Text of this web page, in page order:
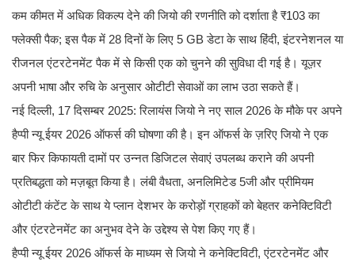
कम कीमत में अधिक विकल्प देने की जियो की रणनीति को दर्शाता है ₹103 का
फ्लेक्सी पैक; इस पैक में 28 दिनों के लिए 5 GB डेटा के साथ हिंदी, इंटरनेशनल या
रीजनल एंटरटेनमेंट पैक में से किसी एक को चुनने की सुविधा दी गई है। यूज़र
अपनी भाषा और रुचि के अनुसार ओटीटी सेवाओं का लाभ उठा सकते हैं।
नई दिल्ली, 17 दिसम्बर 2025: रिलायंस जियो ने नए साल 2026 के मौके पर अपने
हैप्पी न्यू ईयर 2026 ऑफर्स की घोषणा की है। इन ऑफर्स के ज़रिए जियो ने एक
बार फिर किफायती दामों पर उन्नत डिजिटल सेवाएं उपलब्ध कराने की अपनी
प्रतिबद्धता को मज़बूत किया है। लंबी वैधता, अनलिमिटेड 5जी और प्रीमियम
ओटीटी कंटेंट के साथ ये प्लान देशभर के करोड़ों ग्राहकों को बेहतर कनेक्टिविटी
और एंटरटेनमेंट का अनुभव देने के उद्देश्य से पेश किए गए हैं।
हैप्पी न्यू ईयर 2026 ऑफर्स के माध्यम से जियो ने कनेक्टिविटी, एंटरटेनमेंट और